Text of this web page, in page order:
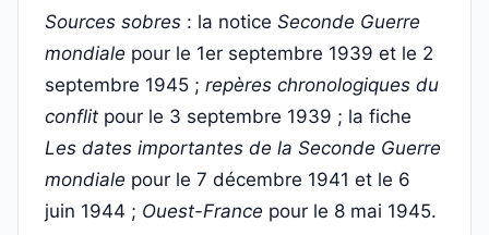
Sources sobres : la notice Seconde Guerre
mondiale pour le 1er septembre 1939 et le 2
septembre 1945 ; repères chronologiques du
conflit pour le 3 septembre 1939 ; la fiche
Les dates importantes de la Seconde Guerre
mondiale pour le 7 décembre 1941 et le 6
juin 1944 ; Ouest-France pour le 8 mai 1945.